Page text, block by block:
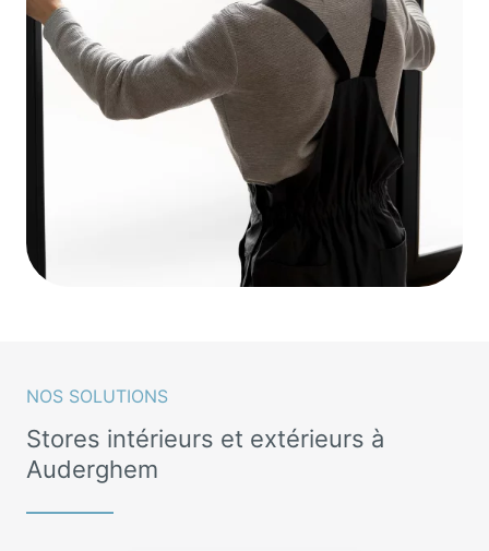
NOS SOLUTIONS
Stores intérieurs et extérieurs à
Auderghem